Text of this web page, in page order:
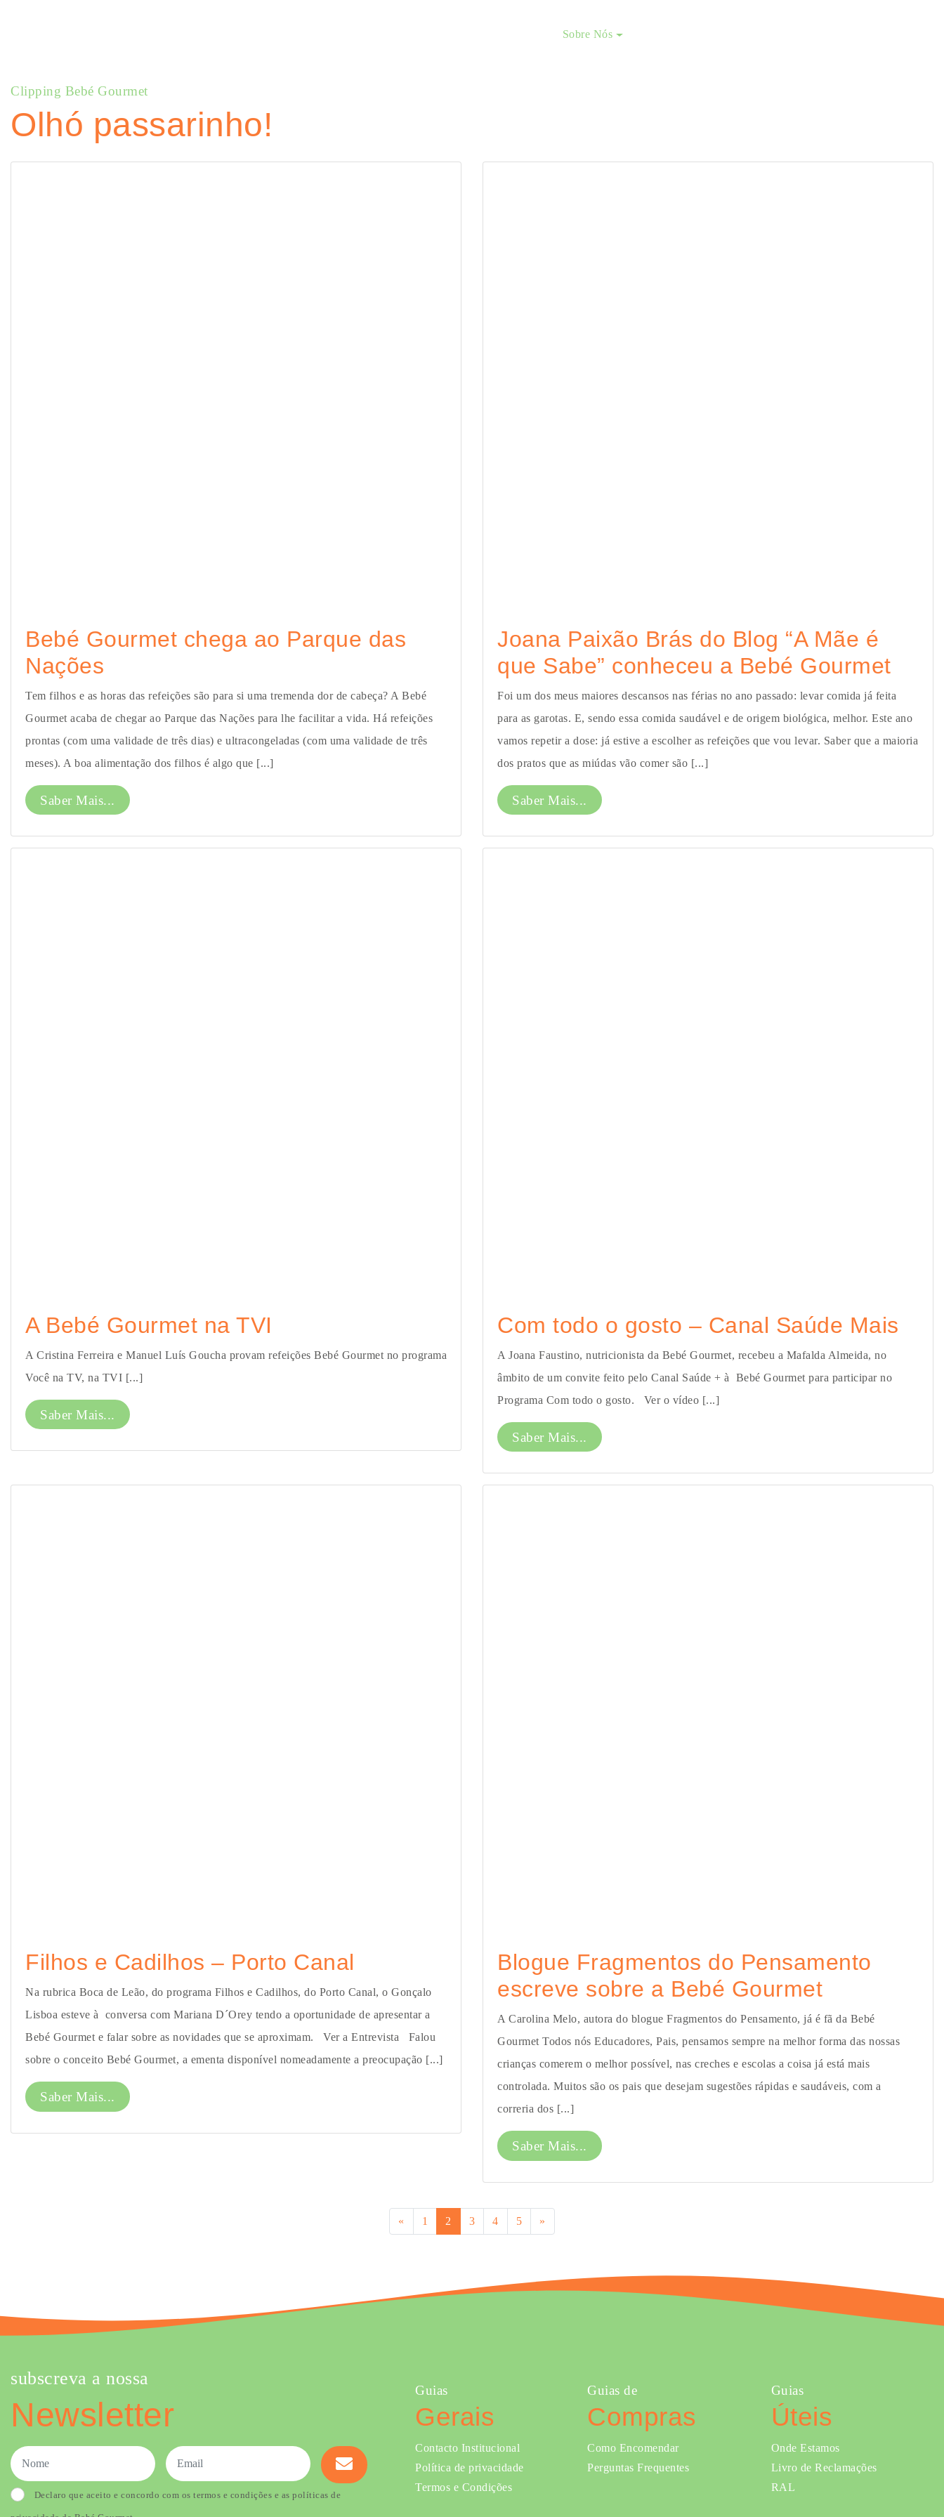
Sobre Nós
Clipping Bebé Gourmet
Olhó passarinho!
Bebé Gourmet chega ao Parque das
Nações
Tem filhos e as horas das refeições são para si uma tremenda dor de cabeça? A Bebé
Gourmet acaba de chegar ao Parque das Nações para lhe facilitar a vida. Há refeições
prontas (com uma validade de três dias) e ultracongeladas (com uma validade de três
meses). A boa alimentação dos filhos é algo que [...]
Saber Mais...
Joana Paixão Brás do Blog “A Mãe é
que Sabe” conheceu a Bebé Gourmet
Foi um dos meus maiores descansos nas férias no ano passado: levar comida já feita
para as garotas. E, sendo essa comida saudável e de origem biológica, melhor. Este ano
vamos repetir a dose: já estive a escolher as refeições que vou levar. Saber que a maioria
dos pratos que as miúdas vão comer são [...]
Saber Mais...
A Bebé Gourmet na TVI
A Cristina Ferreira e Manuel Luís Goucha provam refeições Bebé Gourmet no programa
Você na TV, na TVI [...]
Saber Mais...
Com todo o gosto – Canal Saúde Mais
A Joana Faustino, nutricionista da Bebé Gourmet, recebeu a Mafalda Almeida, no
âmbito de um convite feito pelo Canal Saúde + à Bebé Gourmet para participar no
Programa Com todo o gosto. Ver o vídeo [...]
Saber Mais...
Filhos e Cadilhos – Porto Canal
Na rubrica Boca de Leão, do programa Filhos e Cadilhos, do Porto Canal, o Gonçalo
Lisboa esteve à conversa com Mariana D´Orey tendo a oportunidade de apresentar a
Bebé Gourmet e falar sobre as novidades que se aproximam. Ver a Entrevista Falou
sobre o conceito Bebé Gourmet, a ementa disponível nomeadamente a preocupação [...]
Saber Mais...
Blogue Fragmentos do Pensamento
escreve sobre a Bebé Gourmet
A Carolina Melo, autora do blogue Fragmentos do Pensamento, já é fã da Bebé
Gourmet Todos nós Educadores, Pais, pensamos sempre na melhor forma das nossas
crianças comerem o melhor possível, nas creches e escolas a coisa já está mais
controlada. Muitos são os pais que desejam sugestões rápidas e saudáveis, com a
correria dos [...]
Saber Mais...
« 1 2 3 4 5 »
subscreva a nossa
Newsletter
Declaro que aceito e concordo com os termos e condições e as políticas de
Guias
Gerais
Contacto Institucional
Política de privacidade
Termos e Condições
Guias de
Compras
Como Encomendar
Perguntas Frequentes
Guias
Úteis
Onde Estamos
Livro de Reclamações
RAL